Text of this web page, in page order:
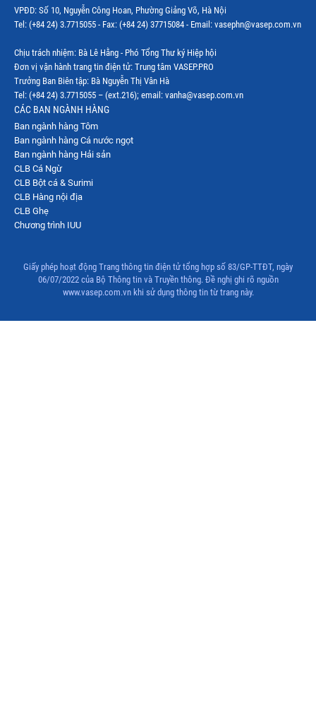
Thị trường Mỹ
Thị trường Nga
Thị trường Hàn Quốc
Thị trường Nhật Bản
Thị trường Thái Lan
Thị trường Trung Quốc
Thị trường Philippines
Thị trường Tây Ban Nha
Thị trường thủy sản khác
VPĐD: Số 10, Nguyễn Công Hoan, Phường Giảng Võ, Hà Nội
Tel: (+84 24) 3.7715055 - Fax: (+84 24) 37715084 - Email: vasephn@vasep.com.vn
Chịu trách nhiệm: Bà Lê Hằng - Phó Tổng Thư ký Hiệp hội
Đơn vị vận hành trang tin điện tử: Trung tâm VASEP.PRO
Trưởng Ban Biên tập: Bà Nguyễn Thị Vân Hà
Tel: (+84 24) 3.7715055 – (ext.216); email: vanha@vasep.com.vn
CÁC BAN NGÀNH HÀNG
Ban ngành hàng Tôm
Ban ngành hàng Cá nước ngọt
Ban ngành hàng Hải sản
CLB Cá Ngừ
CLB Bột cá & Surimi
CLB Hàng nội địa
CLB Ghẹ
Chương trình IUU
Giấy phép hoạt động Trang thông tin điện tử tổng hợp số 83/GP-TTĐT, ngày
06/07/2022 của Bộ Thông tin và Truyền thông. Đề nghị ghi rõ nguồn
www.vasep.com.vn khi sử dụng thông tin từ trang này.